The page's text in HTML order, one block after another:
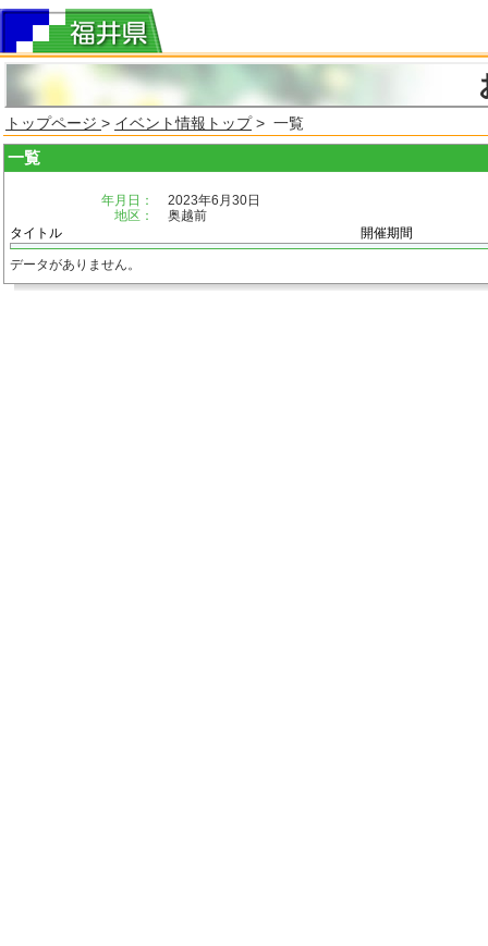
トップページ > イベント情報トップ> 一覧
一覧
年月日：
2023年6月30日
地区：
奥越前
タイトル
開催期間
データがありません。